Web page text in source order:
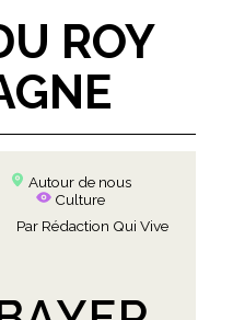
ROY
Autour de nous
Culture
Par Rédaction Qui Vive